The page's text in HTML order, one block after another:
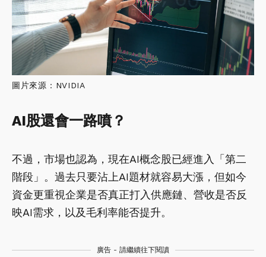
圖片來源：NVIDIA
AI股還會一路噴？
不過，市場也認為，現在AI概念股已經進入「第二
階段」。過去只要沾上AI題材就容易大漲，但如今
資金更重視企業是否真正打入供應鏈、營收是否反
映AI需求，以及毛利率能否提升。
廣告 - 請繼續往下閱讀